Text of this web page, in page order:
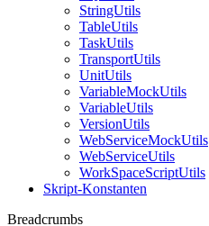
StringUtils
TableUtils
TaskUtils
TransportUtils
UnitUtils
VariableMockUtils
VariableUtils
VersionUtils
WebServiceMockUtils
WebServiceUtils
WorkSpaceScriptUtils
Skript-Konstanten
Breadcrumbs